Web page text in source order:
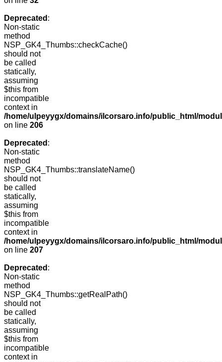
Deprecated :
Non-static
method
NSP_GK4_Thumbs::checkCache()
should not
be called
statically,
assuming
$this from
incompatible
context in
/home/ulpeyygx/domains/ilcorsaro.info/public_html/
on line 206
Deprecated :
Non-static
method
NSP_GK4_Thumbs::translateName()
should not
be called
statically,
assuming
$this from
incompatible
context in
/home/ulpeyygx/domains/ilcorsaro.info/public_html/
on line 207
Deprecated :
Non-static
method
NSP_GK4_Thumbs::getRealPath()
should not
be called
statically,
assuming
$this from
incompatible
context in